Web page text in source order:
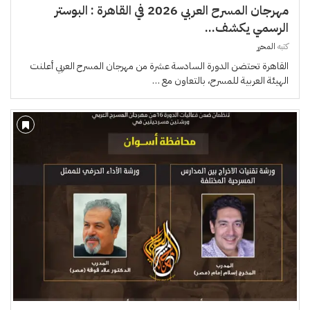
مهرجان المسرح العربي 2026 في القاهرة : البوستر
الرسمي يكشف...
كتبه المحرر
القاهرة تحتضن الدورة السادسة عشرة من مهرجان المسرح العربي أعلنت
الهيئة العربية للمسرح، بالتعاون مع …